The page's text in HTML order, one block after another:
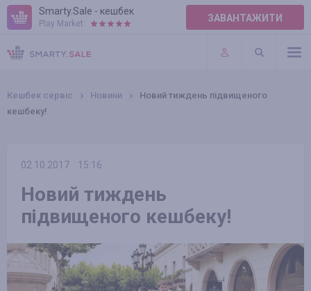
Smarty.Sale - кешбек
Play Market: ЗАВАНТАЖИТИ
ПРАВИЛА
ПЛАГІНИ
Кешбек сервіс Новини
Новий тиждень підвищеного
кешбеку!
02.10.2017 15:16
Новий тиждень
підвищеного кешбеку!